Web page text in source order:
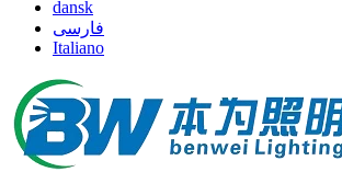
dansk
فارسی
Italiano